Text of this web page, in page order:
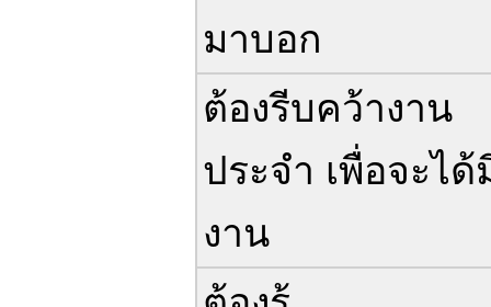
มาบอก
ต้องรีบคว้างาน
ประจำ เพื่อจะได้
งาน